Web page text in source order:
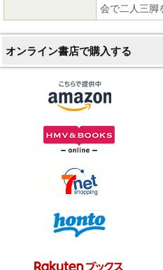
会で二人三脚
オンライン書店で購入する